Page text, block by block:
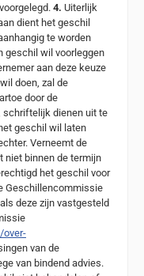
4. Uiterlijk
dient het geschil
te worden
geschil wil voorleggen
aan deze keuze
doen, zal de
door de
schriftelijk dienen uit te
geschil wil laten
Verneemt de
niet binnen de termijn
het geschil voor
Geschillencommissie
deze zijn vastgesteld
over-
van de
van bindend advies.